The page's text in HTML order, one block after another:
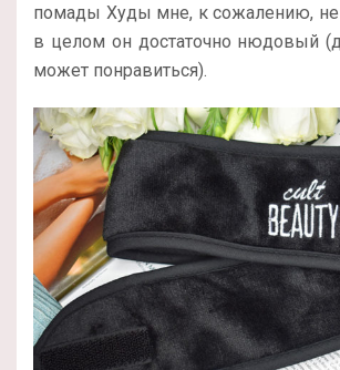
помады Худы мне, к сожалению, не
в целом он достаточно нюдовый
может понравиться).